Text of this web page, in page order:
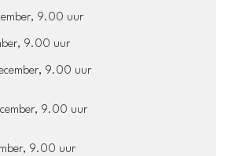
9.00 uur
9.00 uur
9.00 uur
9.00 uur
9.00 uur